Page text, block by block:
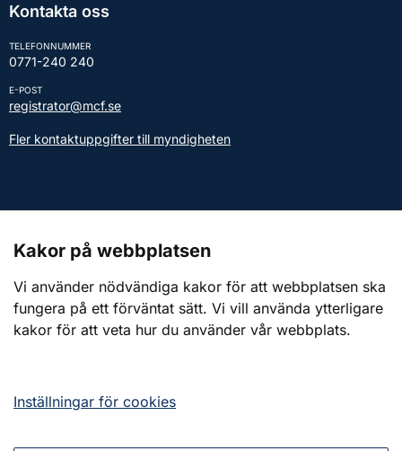
Kontakta oss
TELEFONNUMMER
0771-240 240
E-POST
registrator@mcf.se
Fler kontaktuppgifter till myndigheten
Webbplatsen
Om webbplatsen
Kakor på webbplatsen
Vi använder nödvändiga kakor för att webbplatsen ska
fungera på ett förväntat sätt. Vi vill använda ytterligare
kakor för att veta hur du använder vår webbplats.
Inställningar för cookies